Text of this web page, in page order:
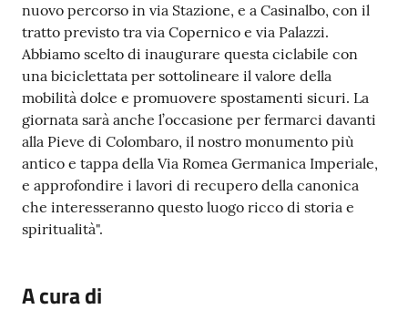
nuovo percorso in via Stazione, e a Casinalbo, con il
tratto previsto tra via Copernico e via Palazzi.
Abbiamo scelto di inaugurare questa ciclabile con
una biciclettata per sottolineare il valore della
mobilità dolce e promuovere spostamenti sicuri. La
giornata sarà anche l’occasione per fermarci davanti
alla Pieve di Colombaro, il nostro monumento più
antico e tappa della Via Romea Germanica Imperiale,
e approfondire i lavori di recupero della canonica
che interesseranno questo luogo ricco di storia e
spiritualità".
A cura di